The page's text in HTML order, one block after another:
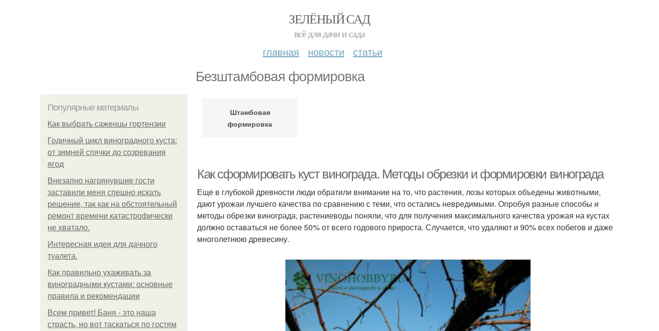
ЗЕЛЁНЫЙ САД
всё для дачи и сада
главная новости статьи
Безштамбовая формировка
Популярные материалы
Как выбрать саженцы гортензии
Годичный цикл виноградного куста:
от зимней спячки до созревания
ягод
Внезапно нагрянувшие гости
заставили меня спешно искать
решение, так как на обстоятельный
ремонт времени катастрофически
не хватало.
Интересная идея для дачного
туалета.
Как правильно ухаживать за
виноградными кустами: основные
правила и рекомендации
Всем привет! Баня - это наша
страсть, но вот таскаться по гостям
Штамбовая
формировка
Как сформировать куст винограда. Методы обрезки и формировки винограда
Еще в глубокой древности люди обратили внимание на то, что растения, лозы которых объедены животными,
дают урожаи лучшего качества по сравнению с теми, что остались невредимыми. Опробуя разные способы и
методы обрезки винограда, растениеводы поняли, что для получения максимального качества урожая на кустах
должно оставаться не более 50% от всего годового прироста. Случается, что удаляют и 90% всех побегов и даже
многолетнюю древесину.